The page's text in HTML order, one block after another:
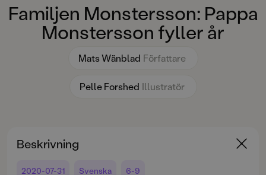
Familjen Monstersson: Pappa
Monstersson fyller år
Mats Wänblad Författare
Pelle Forshed Illustratör
Beskrivning
2020-07-31 Svenska 6-9